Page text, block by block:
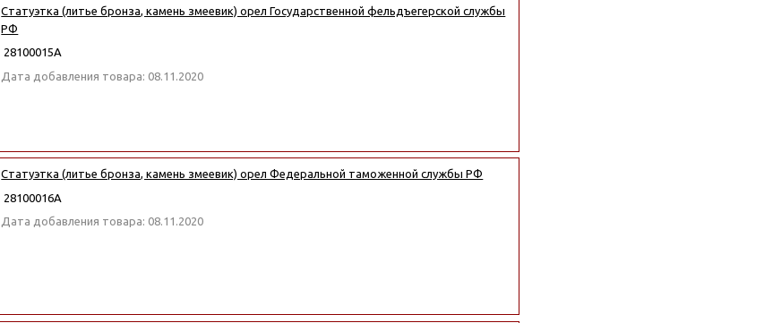
Статуэтка (литье бронза, камень змеевик) орел Государственной фельдъегерской службы
РФ
28100015А
Дата добавления товара: 08.11.2020
Статуэтка (литье бронза, камень змеевик) орел Федеральной таможенной службы РФ
28100016А
Дата добавления товара: 08.11.2020